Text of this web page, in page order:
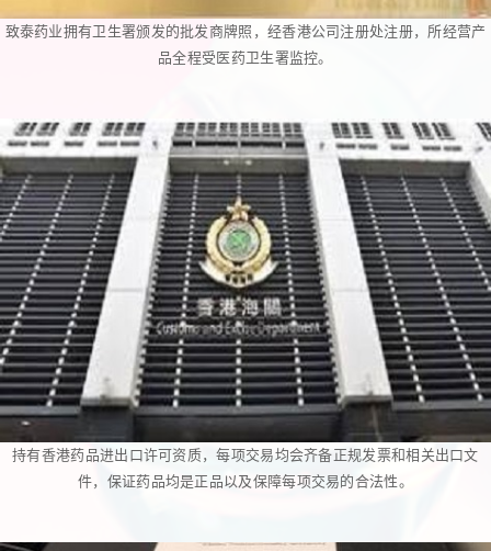
致泰药业拥有卫生署颁发的批发商牌照，经香港公司注册处注册，所经营产
品全程受医药卫生署监控。
持有香港药品进出口许可资质，每项交易均会齐备正规发票和相关出口文
件，保证药品均是正品以及保障每项交易的合法性。